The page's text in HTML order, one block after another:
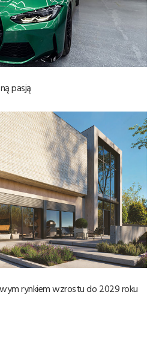
pasją
rynkiem wzrostu do 2029 roku